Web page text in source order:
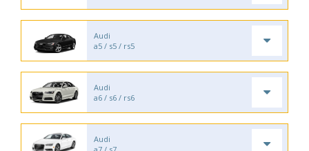
Audi
a5 / s5 / rs5
Audi
a6 / s6 / rs6
Audi